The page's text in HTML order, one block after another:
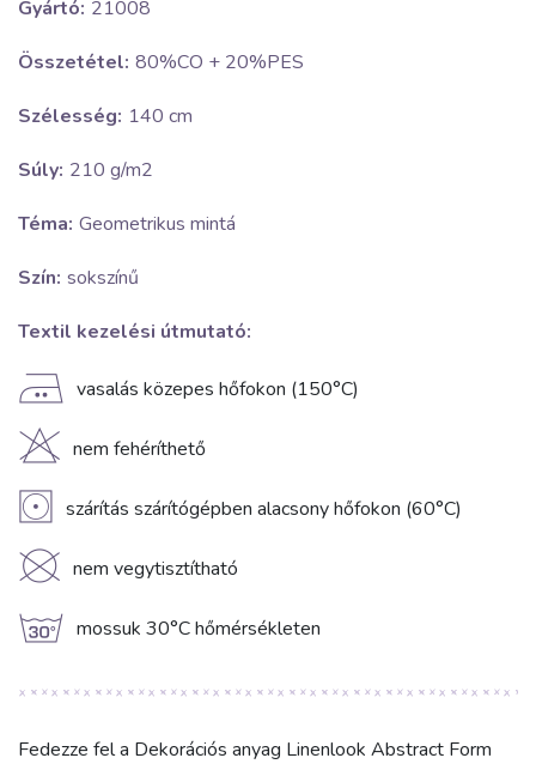
Gyártó: 21008
Összetétel: 80%CO + 20%PES
Szélesség: 140 cm
Súly: 210 g/m2
Téma: Geometrikus mintá
Szín: sokszínű
Textil kezelési útmutató:
E vasalás közepes hőfokon (150°C)
H nem fehéríthető
V szárítás szárítógépben alacsony hőfokon (60°C)
K nem vegytisztítható
g mossuk 30°C hőmérsékleten
Fedezze fel a Dekorációs anyag Linenlook Abstract Form